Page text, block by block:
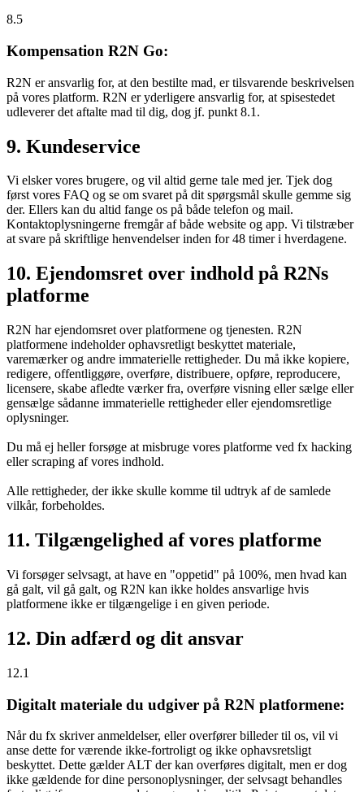
8.5
Kompensation R2N Go:
R2N er ansvarlig for, at den bestilte mad, er tilsvarende beskrivelsen
på vores platform. R2N er yderligere ansvarlig for, at spisestedet
udleverer det aftalte mad til dig, dog jf. punkt 8.1.
9. Kundeservice
Vi elsker vores brugere, og vil altid gerne tale med jer. Tjek dog
først vores FAQ og se om svaret på dit spørgsmål skulle gemme sig
der. Ellers kan du altid fange os på både telefon og mail.
Kontaktoplysningerne fremgår af både website og app. Vi tilstræber
at svare på skriftlige henvendelser inden for 48 timer i hverdagene.
10. Ejendomsret over indhold på R2Ns
platforme
R2N har ejendomsret over platformene og tjenesten. R2N
platformene indeholder ophavsretligt beskyttet materiale,
varemærker og andre immaterielle rettigheder. Du må ikke kopiere,
redigere, offentliggøre, overføre, distribuere, opføre, reproducere,
licensere, skabe afledte værker fra, overføre visning eller sælge eller
gensælge sådanne immaterielle rettigheder eller ejendomsretlige
oplysninger.
Du må ej heller forsøge at misbruge vores platforme ved fx hacking
eller scraping af vores indhold.
Alle rettigheder, der ikke skulle komme til udtryk af de samlede
vilkår, forbeholdes.
11. Tilgængelighed af vores platforme
Vi forsøger selvsagt, at have en "oppetid" på 100%, men hvad kan
gå galt, vil gå galt, og R2N kan ikke holdes ansvarlige hvis
platformene ikke er tilgængelige i en given periode.
12. Din adfærd og dit ansvar
12.1
Digitalt materiale du udgiver på R2N platformene:
Når du fx skriver anmeldelser, eller overfører billeder til os, vil vi
anse dette for værende ikke-fortroligt og ikke ophavsretsligt
beskyttet. Dette gælder ALT der kan overføres digitalt, men er dog
ikke gældende for dine personoplysninger, der selvsagt behandles